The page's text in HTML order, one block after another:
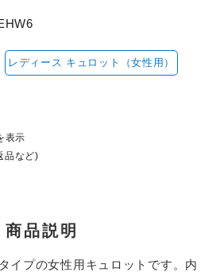
ズ
レディース キュロット（女性用）
表示
品など)
商品説明
イプの女性用キュロットです。内